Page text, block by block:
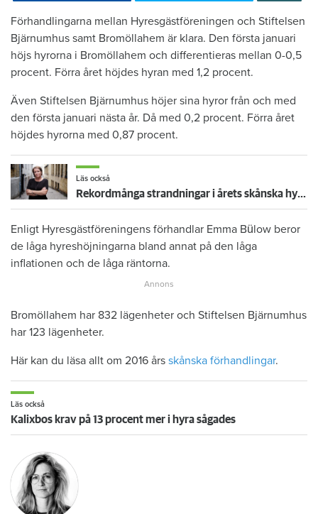
Förhandlingarna mellan Hyresgästföreningen och Stiftelsen
Bjärnumhus samt Bromöllahem är klara. Den första januari
höjs hyrorna i Bromöllahem och differentieras mellan 0-0,5
procent. Förra året höjdes hyran med 1,2 procent.
Även Stiftelsen Bjärnumhus höjer sina hyror från och med
den första januari nästa år. Då med 0,2 procent. Förra året
höjdes hyrorna med 0,87 procent.
Läs också
Rekordmånga strandningar i årets skånska hyresförhandlingar
Enligt Hyresgästföreningens förhandlar Emma Bülow beror
de låga hyreshöjningarna bland annat på den låga
inflationen och de låga räntorna.
Bromöllahem har 832 lägenheter och Stiftelsen Bjärnumhus
har 123 lägenheter.
Här kan du läsa allt om 2016 års skånska förhandlingar.
Läs också
Kalixbos krav på 13 procent mer i hyra sågades